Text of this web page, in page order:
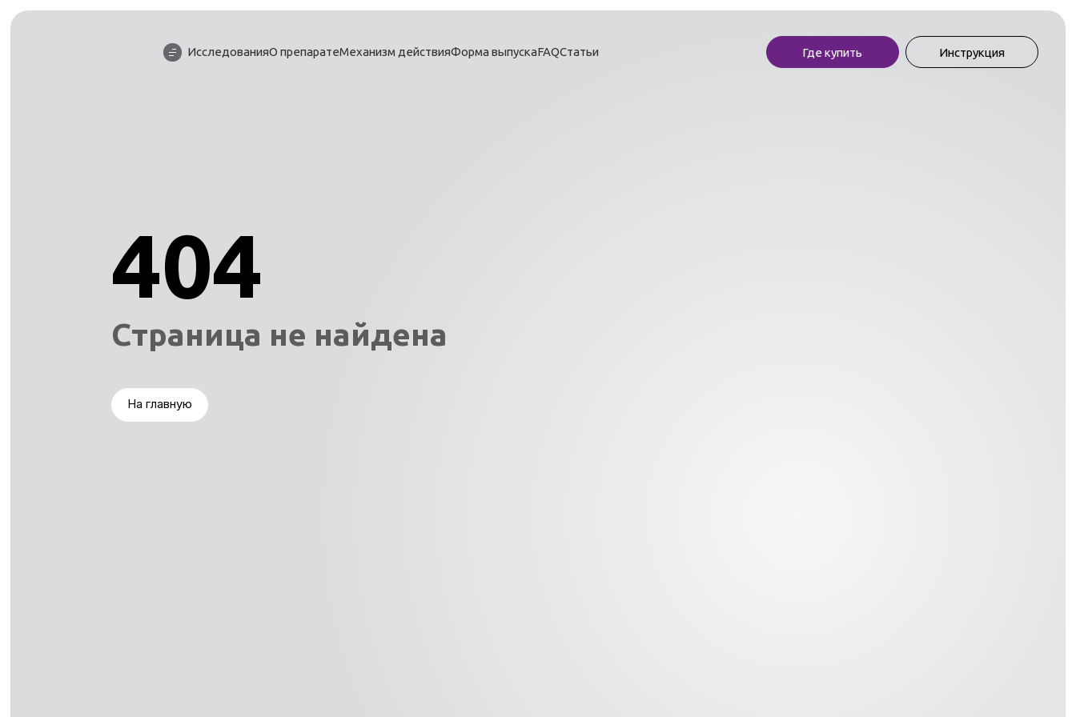
ИсследованияО препаратеМеханизм действияФорма выпускаFAQСтатьи Где купить Инструкция
404
Страница не найдена
На главную